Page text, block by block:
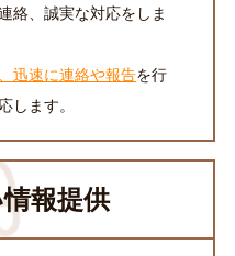
絡、誠実な対応をしま
迅速に連絡や報告を行
します。
報提供